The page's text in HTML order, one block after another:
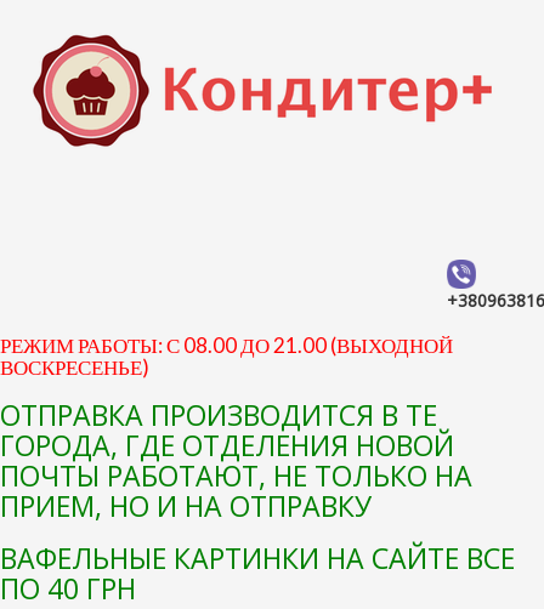
РЕЖИМ РАБОТЫ: С 08.00 ДО 21.00 (ВЫХОДНОЙ
ВОСКРЕСЕНЬЕ)
ОТПРАВКА ПРОИЗВОДИТСЯ В ТЕ
ГОРОДА, ГДЕ ОТДЕЛЕНИЯ НОВОЙ
ПОЧТЫ РАБОТАЮТ, НЕ ТОЛЬКО НА
ПРИЕМ, НО И НА ОТПРАВКУ
ВАФЕЛЬНЫЕ КАРТИНКИ НА САЙТЕ ВСЕ
ПО 40 ГРН